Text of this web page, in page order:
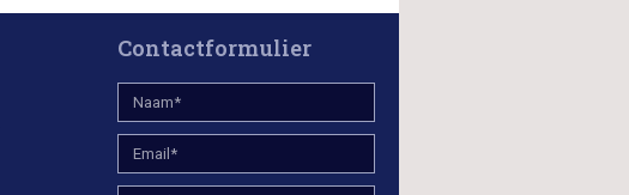
Contactformulier